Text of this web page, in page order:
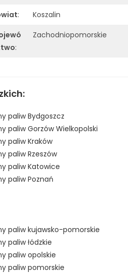
:
Koszalin
:
Zachodniopomorskie
paliw Bydgoszcz
paliw Gorzów Wielkopolski
paliw Kraków
paliw Rzeszów
paliw Katowice
paliw Poznań
paliw kujawsko-pomorskie
paliw łódzkie
paliw opolskie
paliw pomorskie